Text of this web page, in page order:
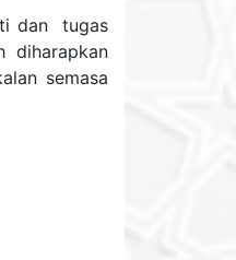
dan tugas
diharapkan
semasa